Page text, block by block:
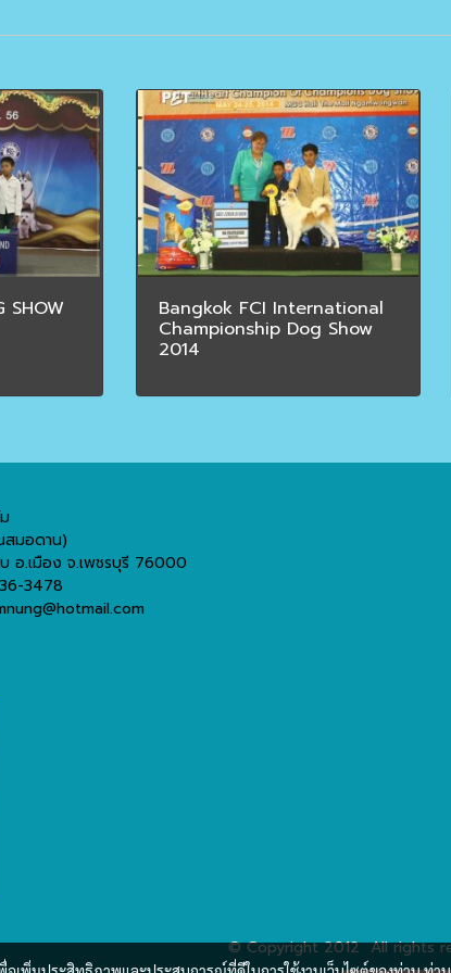
SHOW Bangkok FCI International
Championship Dog Show
2014
สมอดาน)
อ.เมือง จ.เพชรบุรี 76000
3478
© Copyright 2012 All rights